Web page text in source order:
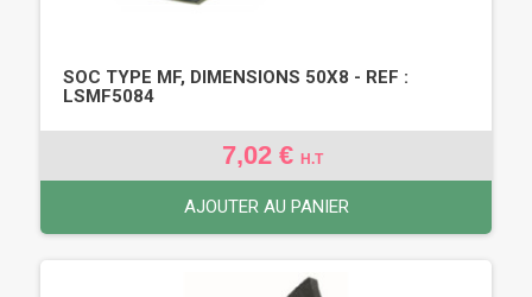
SOC TYPE MF, DIMENSIONS 50X8 - REF :
LSMF5084
7,02 € H.T
AJOUTER AU PANIER